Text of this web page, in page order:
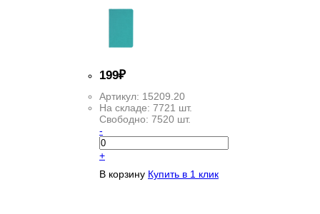
199₽
Артикул: 15209.20
На складе: 7721 шт.
Свободно: 7520 шт.
-
+
В корзину Купить в 1 клик